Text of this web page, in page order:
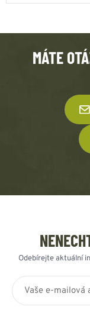
MÁTE
Odebírejte aktuální